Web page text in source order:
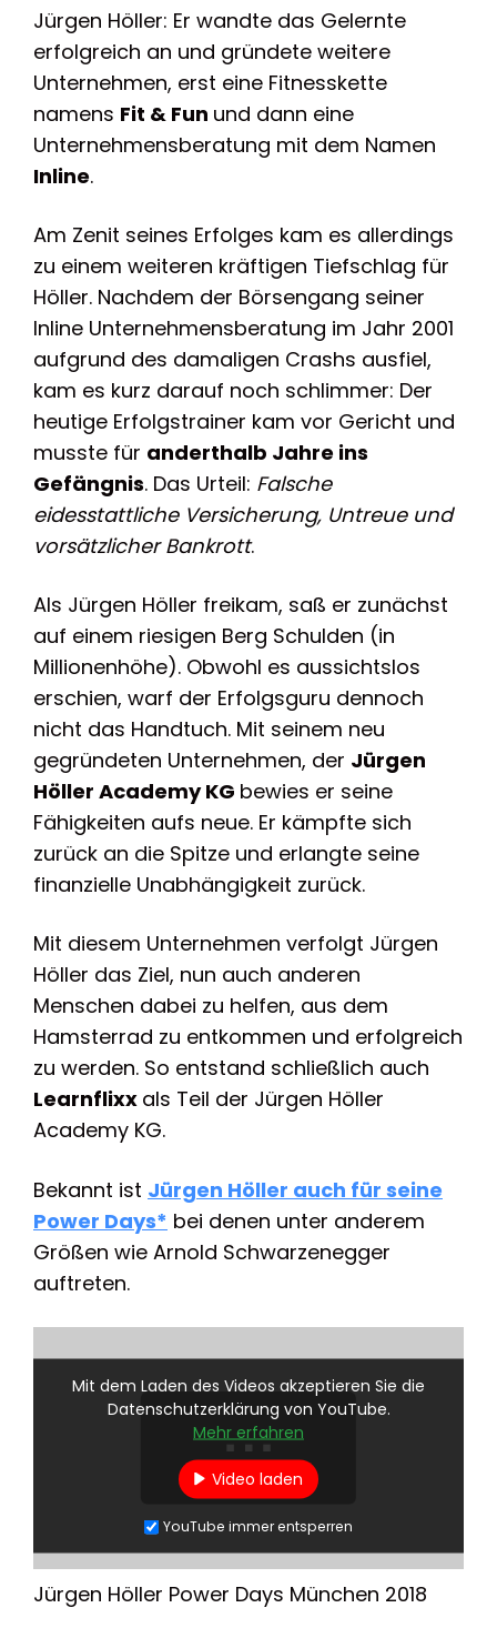
Jürgen Höller: Er wandte das Gelernte
erfolgreich an und gründete weitere
Unternehmen, erst eine Fitnesskette
namens Fit & Fun und dann eine
Unternehmensberatung mit dem Namen
Inline.
Am Zenit seines Erfolges kam es allerdings
zu einem weiteren kräftigen Tiefschlag für
Höller. Nachdem der Börsengang seiner
Inline Unternehmensberatung im Jahr 2001
aufgrund des damaligen Crashs ausfiel,
kam es kurz darauf noch schlimmer: Der
heutige Erfolgstrainer kam vor Gericht und
musste für anderthalb Jahre ins
Gefängnis. Das Urteil: Falsche
eidesstattliche Versicherung, Untreue und
vorsätzlicher Bankrott.
Als Jürgen Höller freikam, saß er zunächst
auf einem riesigen Berg Schulden (in
Millionenhöhe). Obwohl es aussichtslos
erschien, warf der Erfolgsguru dennoch
nicht das Handtuch. Mit seinem neu
gegründeten Unternehmen, der Jürgen
Höller Academy KG bewies er seine
Fähigkeiten aufs neue. Er kämpfte sich
zurück an die Spitze und erlangte seine
finanzielle Unabhängigkeit zurück.
Mit diesem Unternehmen verfolgt Jürgen
Höller das Ziel, nun auch anderen
Menschen dabei zu helfen, aus dem
Hamsterrad zu entkommen und erfolgreich
zu werden. So entstand schließlich auch
Learnflixx als Teil der Jürgen Höller
Academy KG.
Bekannt ist Jürgen Höller auch für seine
Power Days* bei denen unter anderem
Größen wie Arnold Schwarzenegger
auftreten.
Mit dem Laden des Videos akzeptieren Sie die
Datenschutzerklärung von YouTube.
Mehr erfahren
Video laden
YouTube immer entsperren
Jürgen Höller Power Days München 2018